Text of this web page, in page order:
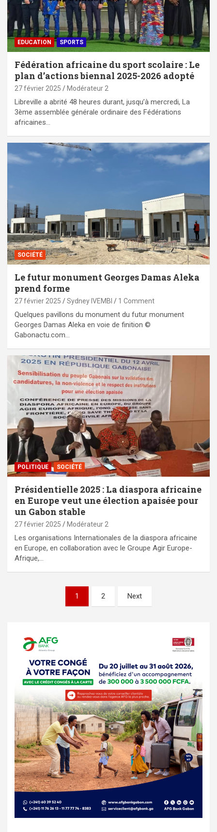
EDUCATION SPORTS
Fédération africaine du sport scolaire : Le
plan d’actions biennal 2025-2026 adopté
27 février 2025 Modérateur 2
Libreville a abrité 48 heures durant, jusqu’à mercredi, La
3ème assemblée générale ordinaire des Fédérations
africaines…
SOCIÉTÉ
Le futur monument Georges Damas Aleka
prend forme
27 février 2025 Sydney IVEMBI 1 Comment
Quelques pavillons du monument du futur monument
Georges Damas Aleka en voie de finition ©
Gabonactu.com…
POLITIQUE SOCIÉTÉ
Présidentielle 2025 : La diaspora africaine
en Europe veut une élection apaisée pour
un Gabon stable
27 février 2025 Modérateur 2
Les organisations Internationales de la diaspora africaine
en Europe, en collaboration avec le Groupe Agir Europe-
Afrique,…
1 2 Next